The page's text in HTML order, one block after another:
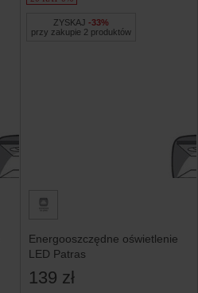
ZYSKAJ -33%
przy zakupie 2 produktów
Energooszczędne oświetlenie
LED Patras
139 zł